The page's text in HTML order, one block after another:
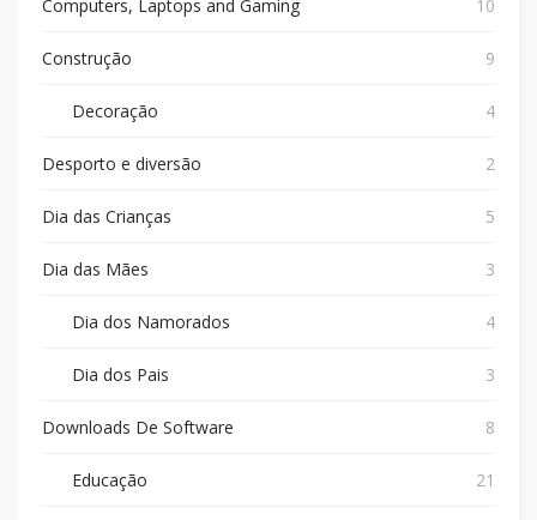
Computers, Laptops and Gaming 10
Construção 9
Decoração 4
Desporto e diversão 2
Dia das Crianças 5
Dia das Mães 3
Dia dos Namorados 4
Dia dos Pais 3
Downloads De Software 8
Educação 21